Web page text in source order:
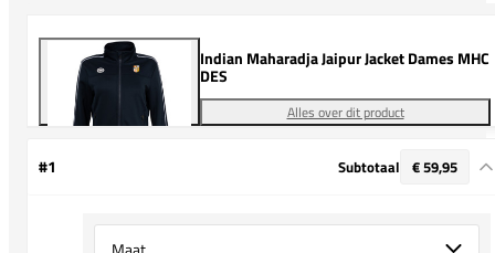
Indian Maharadja Jaipur Jacket Dames MHC
DES
Alles over dit product
#1 Subtotaal € 59,95